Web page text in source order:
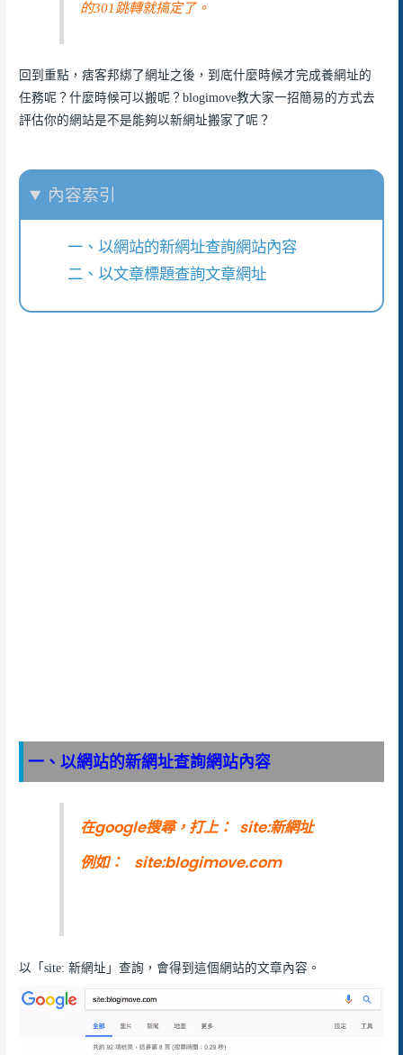
的301跳轉就搞定了。
回到重點，痞客邦綁了網址之後，到底什麼時候才完成養網址的
任務呢？什麼時候可以搬呢？blogimove教大家一招簡易的方式去
評估你的網站是不是能夠以新網址搬家了呢？
內容索引
一、以網站的新網址查詢網站內容
二、以文章標題查詢文章網址
一、以網站的新網址查詢網站內容
在google搜尋，打上： site:新網址
例如： site:blogimove.com
以「site: 新網址」查詢，會得到這個網站的文章內容。